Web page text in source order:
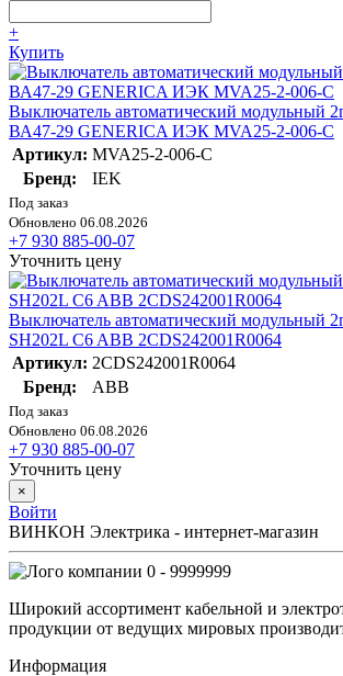
+
Купить
Выключатель автоматический модульный
ВА47-29 GENERICA ИЭК MVA25-2-006-C
Артикул: MVA25-2-006-C
Бренд:
IEK
Под заказ
Обновлено 06.08.2026
+7 930 885-00-07
Уточнить цену
Выключатель автоматический модульный
SH202L C6 ABB 2CDS242001R0064
Артикул: 2CDS242001R0064
Бренд:
ABB
Под заказ
Обновлено 06.08.2026
+7 930 885-00-07
Уточнить цену
×
Войти
ВИНКОН Электрика - интернет-магазин
0 - 9999999
Широкий ассортимент кабельной и
продукции от ведущих мировых
Информация